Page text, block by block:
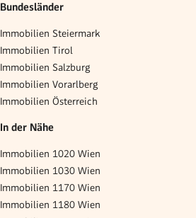
Bundesländer
Immobilien Steiermark
Immobilien Tirol
Immobilien Salzburg
Immobilien Vorarlberg
Immobilien Österreich
In der Nähe
Immobilien 1020 Wien
Immobilien 1030 Wien
Immobilien 1170 Wien
Immobilien 1180 Wien